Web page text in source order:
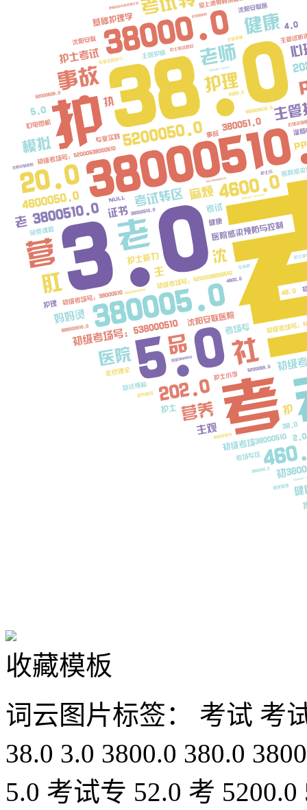
收藏模板
词云图片标签： 考试 考
38.0 3.0 3800.0 380.0
5.0 考试专 52.0 考 5200.0